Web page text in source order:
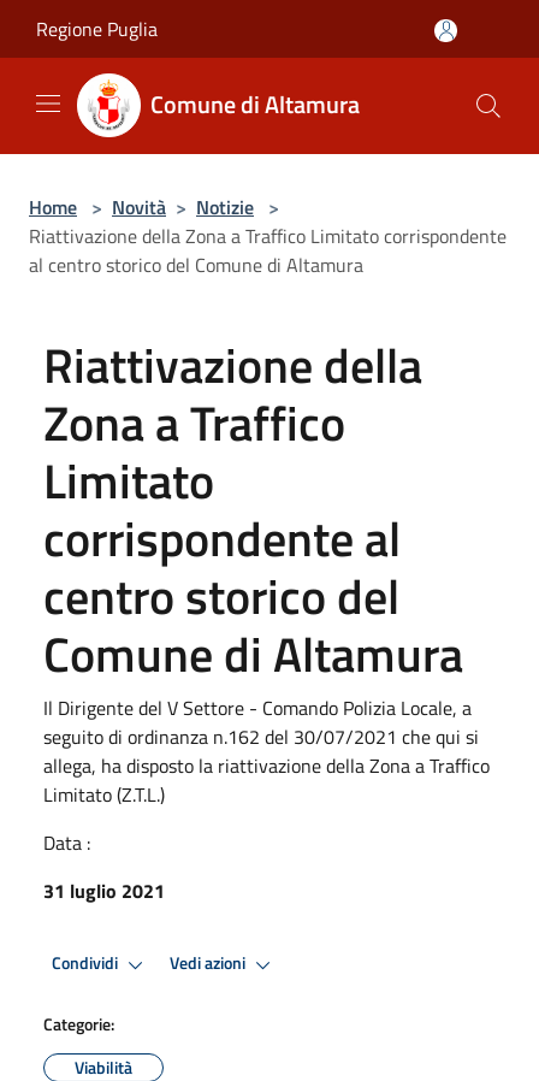
Regione Puglia
Comune di Altamura
Home > Novità > Notizie >
Riattivazione della Zona a Traffico Limitato corrispondente
al centro storico del Comune di Altamura
Riattivazione della
Zona a Traffico
Limitato
corrispondente al
centro storico del
Comune di Altamura
Il Dirigente del V Settore - Comando Polizia Locale, a
seguito di ordinanza n.162 del 30/07/2021 che qui si
allega, ha disposto la riattivazione della Zona a Traffico
Limitato (Z.T.L.)
Data :
31 luglio 2021
Condividi Vedi azioni
Categorie:
Viabilità